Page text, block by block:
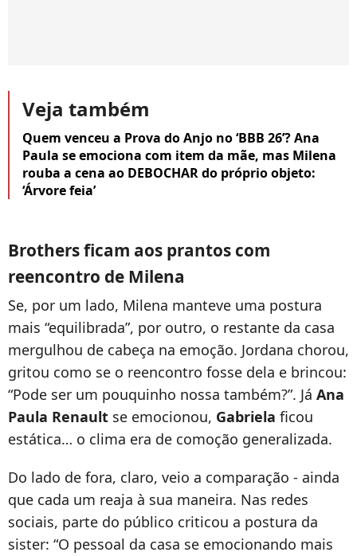
Veja também
Quem venceu a Prova do Anjo no ‘BBB 26’? Ana
Paula se emociona com item da mãe, mas Milena
rouba a cena ao DEBOCHAR do próprio objeto:
‘Árvore feia’
Brothers ficam aos prantos com
reencontro de Milena
Se, por um lado, Milena manteve uma postura
mais “equilibrada”, por outro, o restante da casa
mergulhou de cabeça na emoção. Jordana chorou,
gritou como se o reencontro fosse dela e brincou:
“Pode ser um pouquinho nossa também?”. Já Ana
Paula Renault se emocionou, Gabriela ficou
estática… o clima era de comoção generalizada.
Do lado de fora, claro, veio a comparação - ainda
que cada um reaja à sua maneira. Nas redes
sociais, parte do público criticou a postura da
sister: “O pessoal da casa se emocionando mais